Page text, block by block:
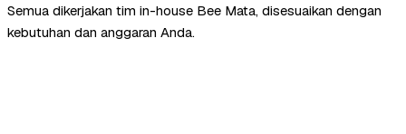
Semua dikerjakan tim in-house Bee Mata, disesuaikan dengan
kebutuhan dan anggaran Anda.